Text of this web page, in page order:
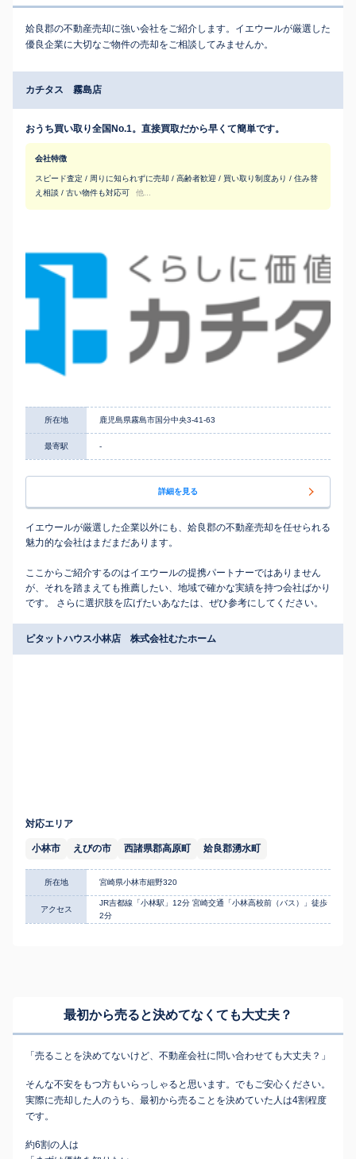
姶良郡の不動産売却に強い会社をご紹介します。イエウールが厳選した
優良企業に大切なご物件の売却をご相談してみませんか。
カチタス 霧島店
おうち買い取り全国No.1。直接買取だから早くて簡単です。
会社特徴
スピード査定 / 周りに知られずに売却 / 高齢者歓迎 / 買い取り制度あり / 住み替
え相談 / 古い物件も対応可
他...
所在地 鹿児島県霧島市国分中央3-41-63
最寄駅 -
詳細を見る
イエウールが厳選した企業以外にも、姶良郡の不動産売却を任せられる
魅力的な会社はまだまだあります。
ここからご紹介するのはイエウールの提携パートナーではありません
が、それを踏まえても推薦したい、地域で確かな実績を持つ会社ばかり
です。 さらに選択肢を広げたいあなたは、ぜひ参考にしてください。
ピタットハウス小林店 株式会社むたホーム
対応エリア
小林市 えびの市 西諸県郡高原町 姶良郡湧水町
所在地 宮崎県小林市細野320
アクセス
JR吉都線「小林駅」12分 宮崎交通「小林高校前（バス）」徒歩
2分
最初から売ると決めてなくても大丈夫？
「売ることを決めてないけど、不動産会社に問い合わせても大丈夫？」
そんな不安をもつ方もいらっしゃると思います。でもご安心ください。
実際に売却した人のうち、最初から売ることを決めていた人は4割程度
です。
約6割の人は